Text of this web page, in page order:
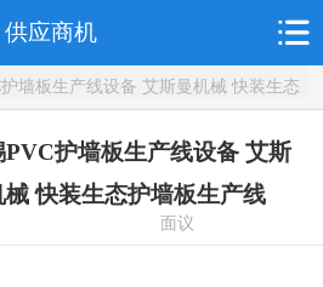
供应商机
墙板生产线设备 艾斯曼机械 快装生态
PVC护墙板生产线设备 艾斯
械 快装生态护墙板生产线
面议